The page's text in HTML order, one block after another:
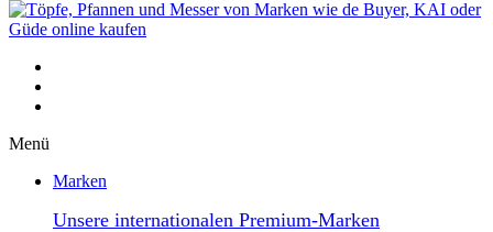
Menü
Marken
Unsere internationalen Premium-Marken